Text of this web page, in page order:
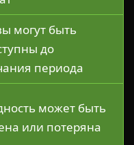
могут быть
до
периода
может быть
или потеряна